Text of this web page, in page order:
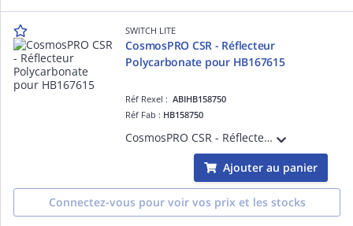
SWITCH LITE
CosmosPRO CSR - Réflecteur
Polycarbonate pour HB167615
Réf Rexel :ABIHB158750
Réf Fab : HB158750
CosmosPRO CSR - Réflecteur Polycarbonate pour HB167615
Ajouter au panier
Connectez-vous pour voir vos prix et les stocks